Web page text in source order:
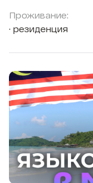
Проживание:
резиденция